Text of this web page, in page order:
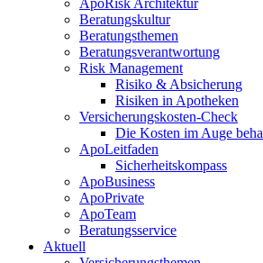
ApoRisk Architektur
Beratungskultur
Beratungsthemen
Beratungsverantwortung
Risk Management
Risiko & Absicherung
Risiken in Apotheken
Versicherungskosten-Check
Die Kosten im Auge
ApoLeitfaden
Sicherheitskompass
ApoBusiness
ApoPrivate
ApoTeam
Beratungsservice
Aktuell